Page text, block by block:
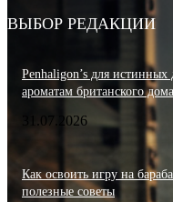
ВЫБОР РЕДАКЦИИ
Penhaligon’s для
ароматам британского дома
31.07.2026
Как освоить игру на
полезные советы